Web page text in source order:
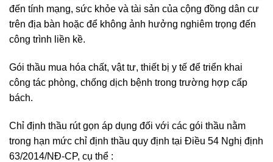
đến tính mạng, sức khỏe và tài sản của cộng đồng dân cư
trên địa bàn hoặc để không ảnh hưởng nghiêm trọng đến
công trình liền kề.
Gói thầu mua hóa chất, vật tư, thiết bị y tế để triển khai
công tác phòng, chống dịch bệnh trong trường hợp cấp
bách.
Chỉ định thầu rút gọn áp dụng đối với các gói thầu nằm
trong hạn mức chỉ định thầu quy định tại Điều 54 Nghị định
63/2014/NĐ-CP, cụ thể :